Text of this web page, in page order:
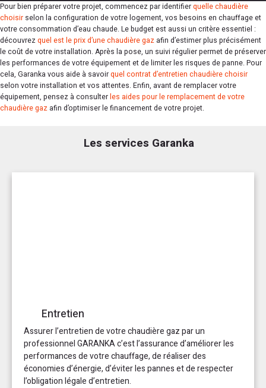
Pour bien préparer votre projet, commencez par identifierquelle chaudière
choisir selon la configuration de votre logement, vos besoins en chauffage et
votre consommation d’eau chaude. Le budget est aussi un critère essentiel :
découvrezquel est le prix d’une chaudière gaz afin d’estimer plus précisément
le coût de votre installation. Après la pose, un suivi régulier permet de préserver
les performances de votre équipement et de limiter les risques de panne. Pour
cela, Garanka vous aide à savoirquel contrat d’entretien chaudière choisir
selon votre installation et vos attentes. Enfin, avant de remplacer votre
équipement, pensez à consulterles aides pour le remplacement de votre
chaudière gaz afin d’optimiser le financement de votre projet.
Les services Garanka
Entretien
Assurer l’entretien de votre chaudière gaz par un
professionnel GARANKA c’est l’assurance d’améliorer les
performances de votre chauffage, de réaliser des
économies d’énergie, d’éviter les pannes et de respecter
l’obligation légale d’entretien.